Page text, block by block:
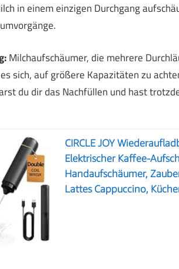
in einem einzigen Durchgang
Milchaufschäumer, die mehrere
sich, auf größere Kapazitäten zu
du dir das Nachfüllen und hast
CIRCLE JOY
Elektrischer Kaffee-
Handaufschäumer,
Lattes Cappuccino,